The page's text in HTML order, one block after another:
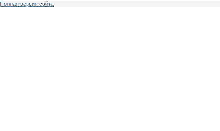
Полная версия сайта